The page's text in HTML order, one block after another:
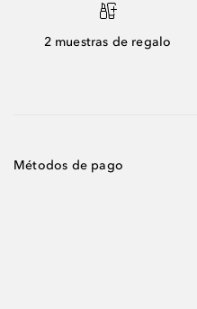
2 muestras de regalo
Métodos de pago